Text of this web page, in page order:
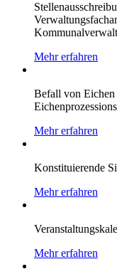
Mehr erfahren
Befall von
Mehr erfahren
Konstituierende
Mehr erfahren
Mehr erfahren